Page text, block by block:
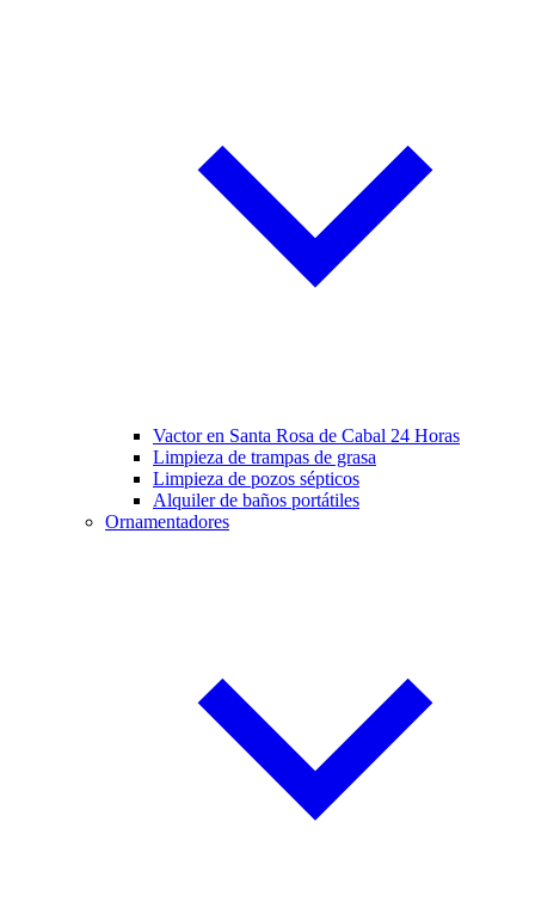
Vactor en Santa Rosa de Cabal 24 Horas
Limpieza de trampas de grasa
Limpieza de pozos sépticos
Alquiler de baños portátiles
Ornamentadores